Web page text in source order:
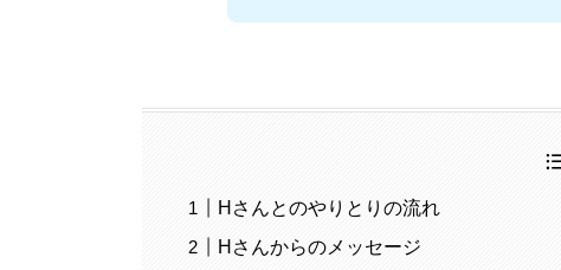
Hさんとのやりとりの流れ
Hさんからのメッセージ